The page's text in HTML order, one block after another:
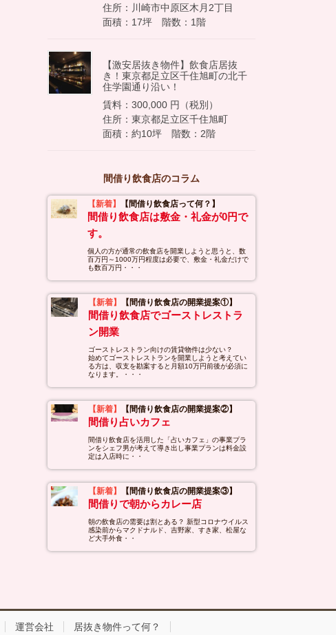
住所：川崎市中原区木月2丁目
面積：17坪 階数：1階
【激安居抜き物件】飲食店居抜
き！東京都足立区千住旭町の北千
住学園通り沿い！
賃料：300,000 円（税別）
住所：東京都足立区千住旭町
面積：約10坪 階数：2階
間借り飲食店のコラム
【新着】 【間借り飲食店って何？】
間借り飲食店は敷金・礼金が0円で
す。
個人の方が通常の飲食店を開業しようと思うと、数
百万円～1000万円程度は必要で、敷金・礼金だけで
も数百万円・・・
【新着】 【間借り飲食店の開業提案①】
間借り飲食店でゴーストレストラ
ン開業
ゴーストレストラン向けの賃貸物件は少ない？
始めてゴーストレストランを開業しようと考えてい
る方は、収支を勘案すると月額10万円前後が必須に
なります。・・・
【新着】 【間借り飲食店の開業提案②】
間借り占いカフェ
間借り飲食店を活用した「占いカフェ」の事業プラ
ンをシェフ男が考えて導き出し事業プランは料金設
定は入店時に・・
【新着】 【間借り飲食店の開業提案③】
間借りで朝からカレー店
朝の飲食店の需要は割とある？ 新型コロナウイルス
感染前からマクドナルド、吉野家、すき家、松屋な
ど大手外食・・
運営会社 居抜き物件って何？